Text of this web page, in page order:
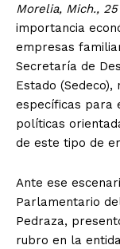
Morelia, Mich.,
importancia
empresas
Secretaría de
Estado
específicas para
políticas
de este tipo de
Ante ese
Parlamentario
Pedraza,
rubro en la